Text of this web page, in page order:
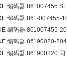
编码器 861007455
编码器 861-007455-
编码器 861007455-
编码器 86190020-
编码器 861900220